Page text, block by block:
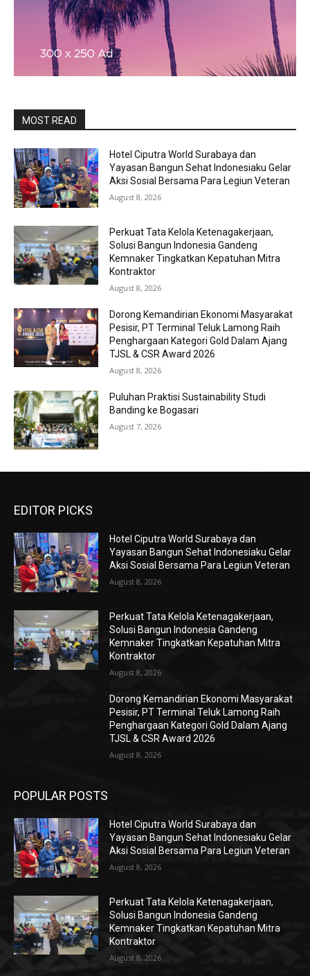
MOST READ
Hotel Ciputra World Surabaya dan
Yayasan Bangun Sehat Indonesiaku Gelar
Aksi Sosial Bersama Para Legiun Veteran
August 8, 2026
Perkuat Tata Kelola Ketenagakerjaan,
Solusi Bangun Indonesia Gandeng
Kemnaker Tingkatkan Kepatuhan Mitra
Kontraktor
August 8, 2026
Dorong Kemandirian Ekonomi Masyarakat
Pesisir, PT Terminal Teluk Lamong Raih
Penghargaan Kategori Gold Dalam Ajang
TJSL & CSR Award 2026
August 8, 2026
Puluhan Praktisi Sustainability Studi
Banding ke Bogasari
August 7, 2026
EDITOR PICKS
Hotel Ciputra World Surabaya dan
Yayasan Bangun Sehat Indonesiaku Gelar
Aksi Sosial Bersama Para Legiun Veteran
August 8, 2026
Perkuat Tata Kelola Ketenagakerjaan,
Solusi Bangun Indonesia Gandeng
Kemnaker Tingkatkan Kepatuhan Mitra
Kontraktor
August 8, 2026
Dorong Kemandirian Ekonomi Masyarakat
Pesisir, PT Terminal Teluk Lamong Raih
Penghargaan Kategori Gold Dalam Ajang
TJSL & CSR Award 2026
August 8, 2026
POPULAR POSTS
Hotel Ciputra World Surabaya dan
Yayasan Bangun Sehat Indonesiaku Gelar
Aksi Sosial Bersama Para Legiun Veteran
August 8, 2026
Perkuat Tata Kelola Ketenagakerjaan,
Solusi Bangun Indonesia Gandeng
Kemnaker Tingkatkan Kepatuhan Mitra
Kontraktor
August 8, 2026